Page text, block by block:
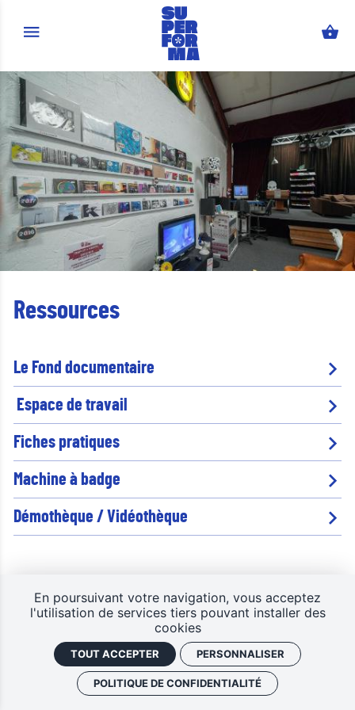
Aller au contenu principal
Ressources
Le Fond documentaire
Espace de travail
Fiches pratiques
Machine à badge
Démothèque / Vidéothèque
En poursuivant votre navigation, vous acceptez
l'utilisation de services tiers pouvant installer des
cookies
TOUT ACCEPTER PERSONNALISER
POLITIQUE DE CONFIDENTIALITÉ